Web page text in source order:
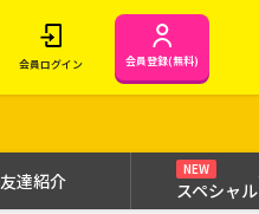
会員ログイン 会員登録(無料)
友達紹介
NEW
スペシャル